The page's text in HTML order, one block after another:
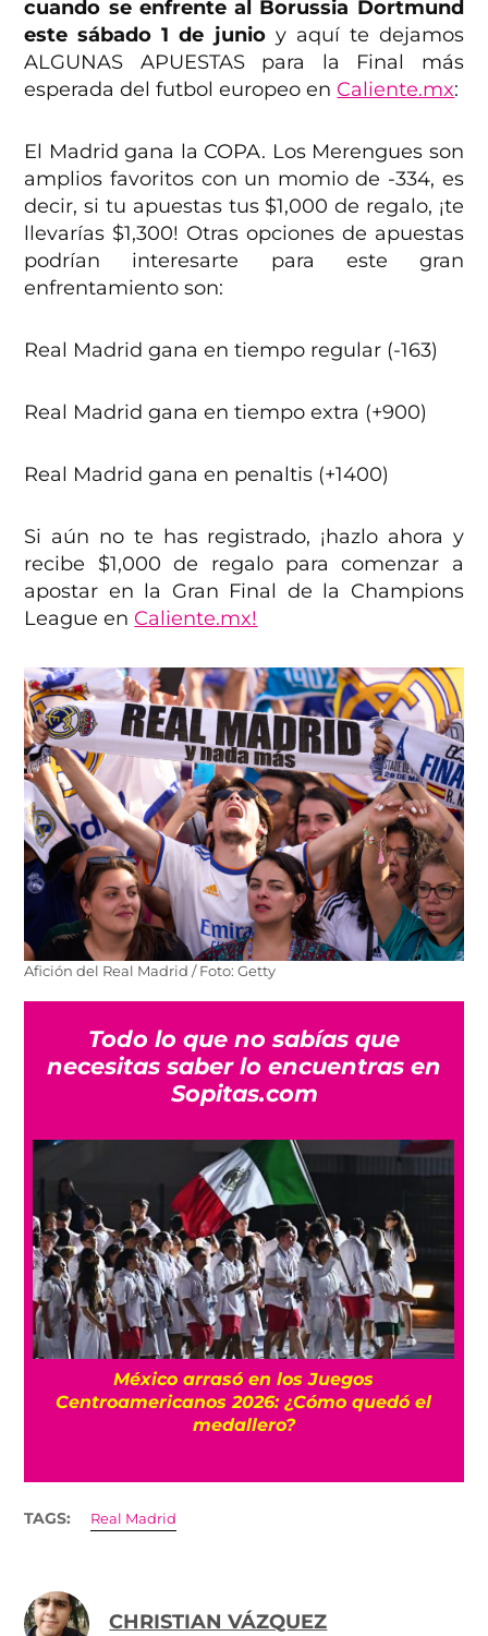
cuando se enfrente al Borussia Dortmund
este sábado 1 de junioy aquí te dejamos
ALGUNAS APUESTAS para la Final más
esperada del futbol europeo en Caliente.mx:
El Madrid gana la COPA. Los Merengues son
amplios favoritos con un momio de -334, es
decir, si tu apuestas tus $1,000 de regalo, ¡te
llevarías $1,300! Otras opciones de apuestas
podrían interesarte para este gran
enfrentamiento son:
Real Madrid gana en tiempo regular (-163)
Real Madrid gana en tiempo extra (+900)
Real Madrid gana en penaltis (+1400)
Si aún no te has registrado, ¡hazlo ahora y
recibe $1,000 de regalo para comenzar a
apostar en la Gran Final de la Champions
League en Caliente.mx!
Afición del Real Madrid / Foto: Getty
Todo lo que no sabías que
necesitas saber lo encuentras en
Sopitas.com
FIFA niega que Infantino hizo millonaria a
una amante cuando estaba en UEFA
TAGS: Real Madrid
CHRISTIAN VÁZQUEZ